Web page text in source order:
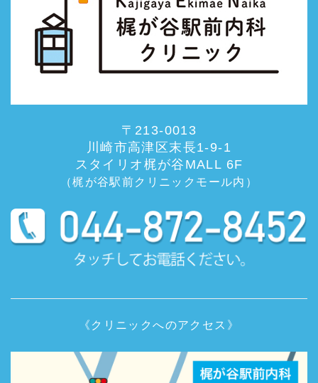
〒213-0013
川崎市高津区末長1-9-1
スタイリオ梶が谷MALL 6F
（梶が谷駅前クリニックモール内）
《クリニックへのアクセス》